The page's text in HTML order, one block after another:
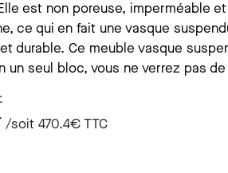
est non poreuse, imperméable
ce qui en fait une vasque
durable. Ce meuble vasque
un seul bloc, vous ne verrez pas
/soit 470.4€ TTC